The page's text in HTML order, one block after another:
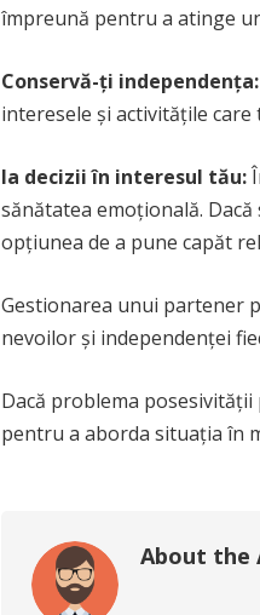
împreună pentru a atinge
Conservă-ți independența:
interesele și activitățile
Ia decizii în interesul tău:
sănătatea emoțională.
opțiunea de a pune capăt
Gestionarea unui partener
nevoilor și independenței
Dacă problema
pentru a aborda situația în
About the